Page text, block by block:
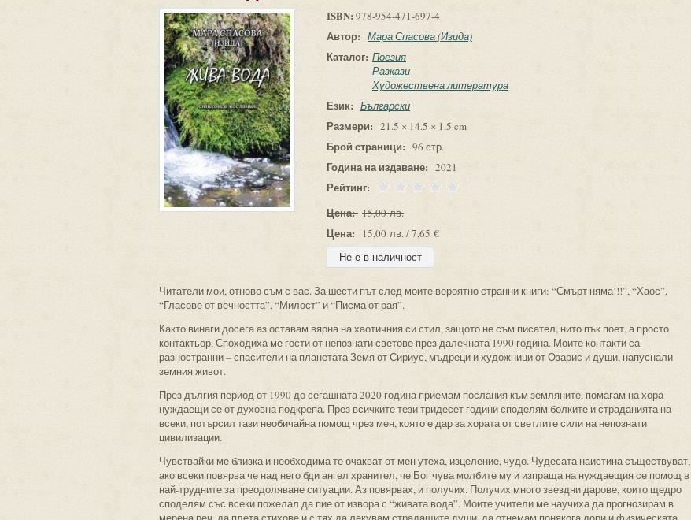
ISBN: 978-954-471-697-4
Автор: Мара Спасова (Изида)
Каталог: Поезия
Разкази
Художествена литература
Език: Български
Размери: 21.5 × 14.5 × 1.5 cm
Брой страници: 96 стр.
Година на издаване: 2021
Рейтинг:
Цена: 15,00 лв.
Цена: 15,00 лв. / 7,65 €
Читатели мои, отново съм с вас. За шести път след моите вероятно странни книги: “Смърт няма!!!”, “Хаос”,
“Гласове от вечността”, “Милост” и “Писма от рая”.
Както винаги досега аз оставам вярна на хаотичния си стил, защото не съм писател, нито пък поет, а просто
контактьор. Споходиха ме гости от непознати светове през далечната 1990 година. Моите контакти са
разностранни – спасители на планетата Земя от Сириус, мъдреци и художници от Озарис и души, напуснали
земния живот.
През дългия период от 1990 до сегашната 2020 година приемам послания към земляните, помагам на хора
нуждаещи се от духовна подкрепа. През всичките тези тридесет години споделям болките и страданията на
всеки, потърсил тази необичайна помощ чрез мен, която е дар за хората от светлите сили на непознати
цивилизации.
Чувствайки ме близка и необходима те очакват от мен утеха, изцеление, чудо. Чудесата наистина съществуват,
ако всеки повярва че над него бди ангел хранител, че Бог чува молбите му и изпраща на нуждаещия се помощ в
най-трудните за преодоляване ситуации. Аз повярвах, и получих. Получих много звездни дарове, които щедро
споделям със всеки пожелал да пие от извора с “живата вода”. Моите учители ме научиха да прогнозирам в